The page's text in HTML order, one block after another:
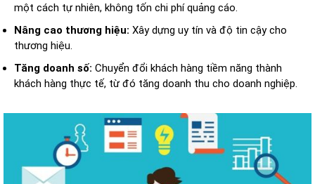
một cách tự nhiên, không tốn chi phí quảng cáo.
Nâng cao thương hiệu: Xây dựng uy tín và độ tin cậy cho
thương hiệu.
Tăng doanh số: Chuyển đổi khách hàng tiềm năng thành
khách hàng thực tế, từ đó tăng doanh thu cho doanh nghiệp.